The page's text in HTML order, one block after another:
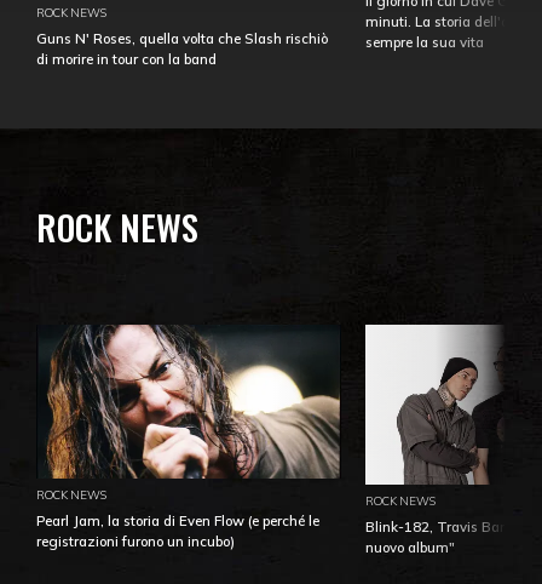
ROCK NEWS
Guns N' Roses, quella volta che Slash rischiò
di morire in tour con la band
minuti. La storia
sempre la sua vita
ROCK NEWS
ROCK NEWS
Pearl Jam, la storia di Even Flow (e perché le
registrazioni furono un incubo)
ROCK NEWS
Blink-182, Travis Barker:
nuovo album"